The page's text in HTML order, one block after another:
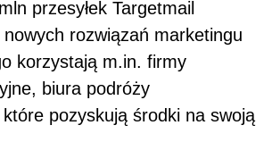
przesyłek Targetmail
rozwiązań marketingu
korzystają m.in. firmy
biura podróży
pozyskują środki na swoją